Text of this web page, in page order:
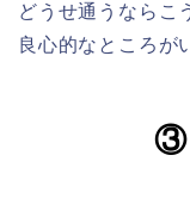
どうせ通うならこ
良心的なところが
③